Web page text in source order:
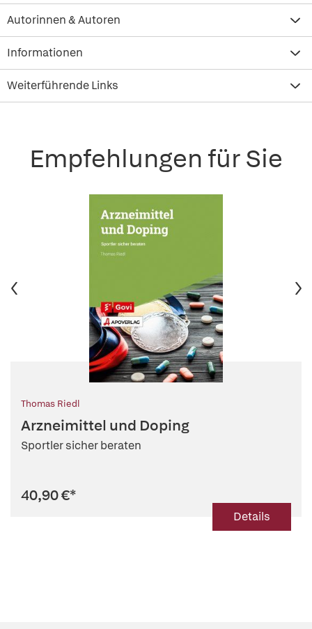
Autorinnen & Autoren
Informationen
Weiterführende Links
Empfehlungen für Sie
Thomas Riedl
Arzneimittel und Doping
Sportler sicher beraten
40,90 €*
Details